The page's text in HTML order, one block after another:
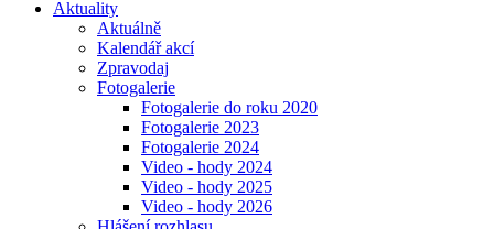
Aktuality
Aktuálně
Kalendář akcí
Zpravodaj
Fotogalerie
Fotogalerie do roku 2020
Fotogalerie 2023
Fotogalerie 2024
Video - hody 2024
Video - hody 2025
Video - hody 2026